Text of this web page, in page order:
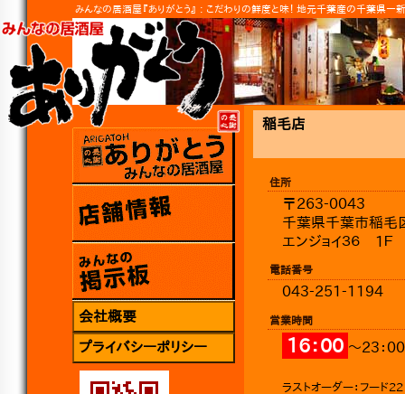
みんなの居酒屋『ありがとう』 : こだわりの鮮度と味！ 地元千葉産の千葉県一新
稲毛店
住所
〒263-0043
千葉県千葉市稲
エンジョイ３６ 1Ｆ
電話番号
043-251-1194
営業時間
16：00 ～23：00
ラストオーダー：フード
みんなの居酒屋『ありがと
う』
店舗情報
みんなの掲示板
会社概要
プライバシーポリシー